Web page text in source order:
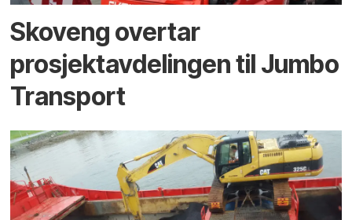
Skoveng overtar
prosjektavdelingen til Jumbo
Transport